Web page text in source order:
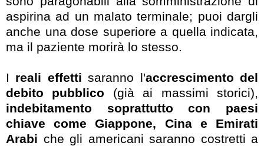
aspirina ad un malato terminale; puoi dargli
anche una dose superiore a quella indicata,
ma il paziente morirà lo stesso.
I reali effetti saranno l'accrescimento del
debito pubblico (già ai massimi storici),
indebitamento soprattutto con paesi
chiave come Giappone, Cina e Emirati
Arabi che gli americani saranno costretti a